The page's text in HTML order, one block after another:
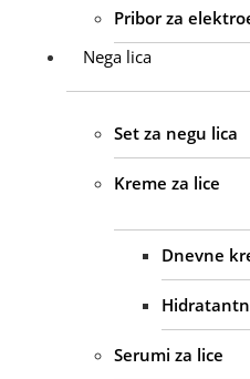
Pribor za
Nega lica
Set za negu lica
Kreme za lice
Dnevne
Serumi za lice